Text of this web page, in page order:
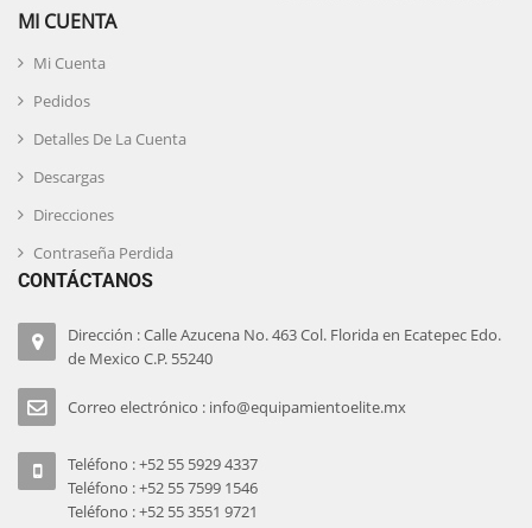
MI CUENTA
Mi Cuenta
Pedidos
Detalles De La Cuenta
Descargas
Direcciones
Contraseña Perdida
CONTÁCTANOS
Dirección : Calle Azucena No. 463 Col. Florida en Ecatepec Edo.
de Mexico C.P. 55240
Correo electrónico : info@equipamientoelite.mx
Teléfono : +52 55 5929 4337
Teléfono : +52 55 7599 1546
Teléfono : +52 55 3551 9721